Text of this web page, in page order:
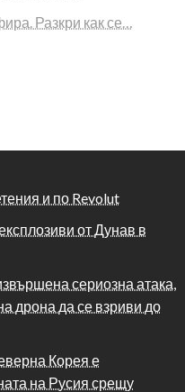
Разкри как се…
и по Revolut
от Дунав в
сериозна атака,
дрона да се взриви до
Корея е
на Русия срещу